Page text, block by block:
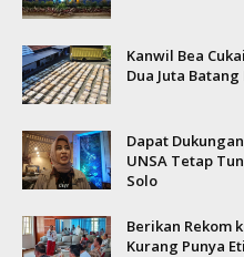
Kanwil Bea
Dua Juta
Dapat
UNSA Tetap
Solo
Berikan Rekom
Kurang Punya